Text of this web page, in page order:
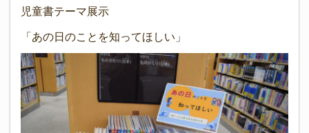
児童書テーマ展示
「あの日のことを知ってほしい」